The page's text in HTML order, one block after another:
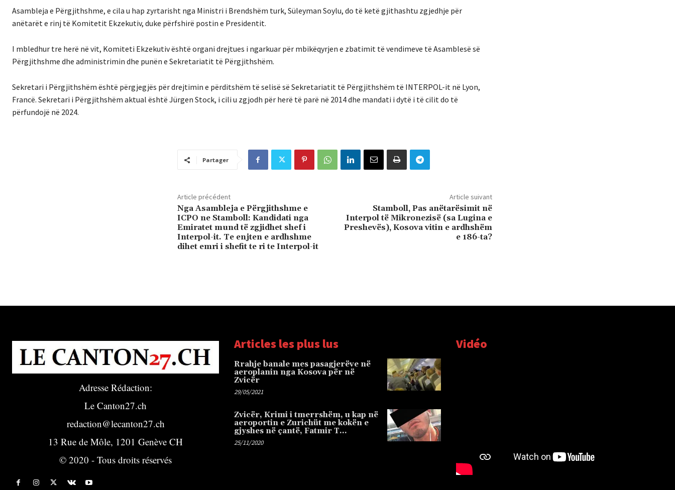
Asambleja e Përgjithshme, e cila u hap zyrtarisht nga Ministri i Brendshëm turk, Süleyman Soylu, do të ketë gjithashtu zgjedhje për
anëtarët e rinj të Komitetit Ekzekutiv, duke përfshirë postin e Presidentit.
I mbledhur tre herë në vit, Komiteti Ekzekutiv është organi drejtues i ngarkuar për mbikëqyrjen e zbatimit të vendimeve të Asamblesë së
Përgjithshme dhe administrimin dhe punën e Sekretariatit të Përgjithshëm.
Sekretari i Përgjithshëm është përgjegjës për drejtimin e përditshëm të selisë së Sekretariatit të Përgjithshëm të INTERPOL-it në Lyon,
Francë. Sekretari i Përgjithshëm aktual është Jürgen Stock, i cili u zgjodh për herë të parë në 2014 dhe mandati i dytë i të cilit do të
përfundojë në 2024.
Partager
Article précédent
Nga Asambleja e Përgjithshme e
ICPO ne Stamboll: Kandidati nga
Emiratet mund të zgjidhet shef i
Interpol-it. Te enjten e ardhshme
dihet emri i shefit te ri te Interpol-it
Article suivant
Stamboll, Pas anëtarësimit në
Interpol të Mikronezisë (sa Lugina e
Preshevës), Kosova vitin e ardhshëm
e 186-ta?
Adresse Rédaction:
Le Canton27.ch
redaction@lecanton27.ch
13 Rue de Môle, 1201 Genève CH
© 2020 - Tous droits réservés
Articles les plus lus
Rrahje banale mes pasagjerëve në
aeroplanin nga Kosova për në
Zvicër
29/05/2021
Zvicër, Krimi i tmerrshëm, u kap në
aeroportin e Zurichüt me kokën e
gjyshes në çantë, Fatmir T…
25/11/2020
Vidéo